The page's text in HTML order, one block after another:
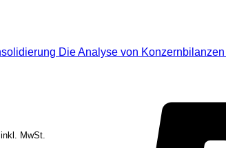
Die Analyse von
inkl. MwSt.